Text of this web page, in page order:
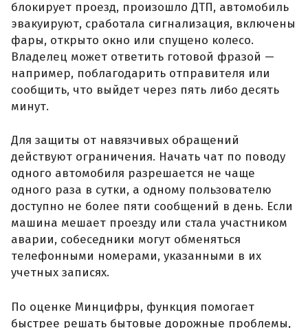
блокирует проезд, произошло ДТП, автомобиль
эвакуируют, сработала сигнализация, включены
фары, открыто окно или спущено колесо.
Владелец может ответить готовой фразой —
например, поблагодарить отправителя или
сообщить, что выйдет через пять либо десять
минут.
Для защиты от навязчивых обращений
действуют ограничения. Начать чат по поводу
одного автомобиля разрешается не чаще
одного раза в сутки, а одному пользователю
доступно не более пяти сообщений в день. Если
машина мешает проезду или стала участником
аварии, собеседники могут обменяться
телефонными номерами, указанными в их
учетных записях.
По оценке Минцифры, функция помогает
быстрее решать бытовые дорожные проблемы,